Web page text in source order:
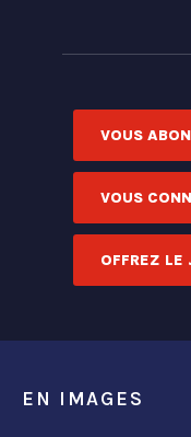
VOUS
VOUS
OFFREZ LE
EN IMAGES